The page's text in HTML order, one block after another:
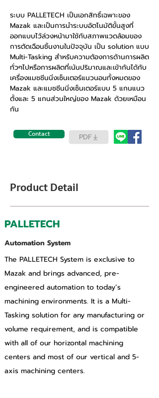
ระบบ PALLETECH เป็นเอกสิทธิ์เฉพาะของ
Mazak และเป็นการนำระบบอัตโนมัติขั้นสูงที่
ออกแบบไว้ล่วงหน้ามาใช้กับสภาพแวดล้อมของ
การตัดเฉือนชิ้นงานในปัจจุบัน เป็น solution แบบ
Multi-Tasking สำหรับความต้องการด้านการผลิต
ทั่วๆไปหรือการผลิตที่เน้นปริมาณและเข้ากันได้กับ
เครื่องแมชชีนนิ่งเซ็นเตอร์แนวนอนทั้งหมดของ
Mazak และแมชชีนนิ่งเซ็นเตอร์แบบ 5 แกนแนว
ตั้งและ 5 แกนส่วนใหญ่ของ Mazak ด้วยเหมือน
กัน
Contact PDF
Product Detail
PALLETECH
Automation System
The PALLETECH System is exclusive to
Mazak and brings advanced, pre-
engineered automation to today’s
machining environments. It is a Multi-
Tasking solution for any manufacturing or
volume requirement, and is compatible
with all of our horizontal machining
centers and most of our vertical and 5-
axis machining centers.